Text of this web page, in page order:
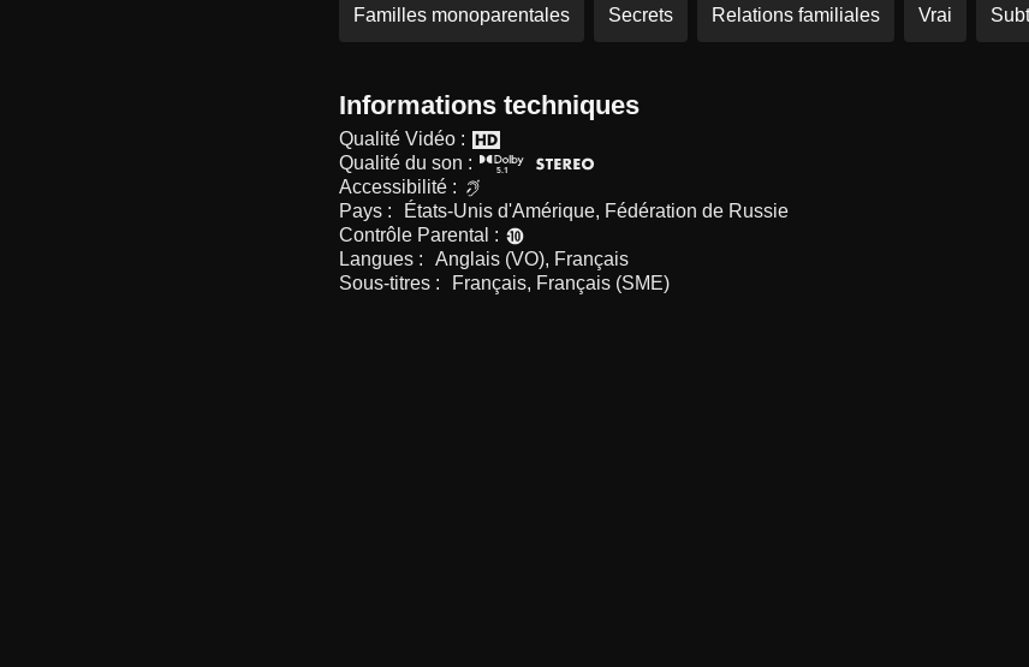
Familles monoparentales Secrets Relations familiales Vrai
Informations techniques
Qualité Vidéo :
Qualité du son :
Accessibilité :
Pays :
États-Unis d'Amérique, Fédération de Russie
Contrôle Parental :
Langues :
Anglais (VO), Français
Sous-titres :
Français, Français (SME)